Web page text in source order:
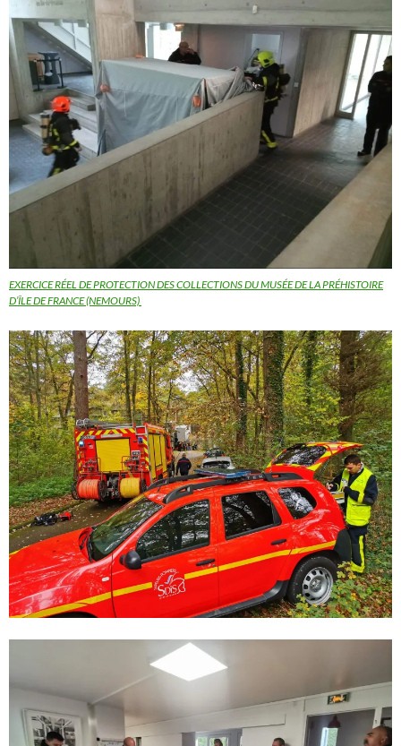
EXERCICE RÉEL DE PROTECTION DES COLLECTIONS DU MUSÉE DE LA PRÉHISTOIRE
D’ÎLE DE FRANCE (NEMOURS)